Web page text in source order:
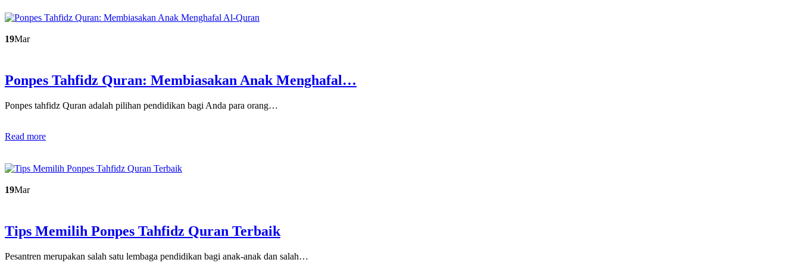
19Mar
Ponpes Tahfidz Quran: Membiasakan Anak Menghafal…
Ponpes tahfidz Quran adalah pilihan pendidikan bagi Anda para orang…
Read more
19Mar
Tips Memilih Ponpes Tahfidz Quran Terbaik
Pesantren merupakan salah satu lembaga pendidikan bagi anak-anak dan salah…